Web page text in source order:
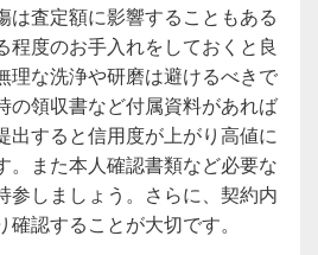
は査定額に影響することもある
程度のお手入れをしておくと良
理な洗浄や研磨は避けるべきで
の領収書など付属資料があれば
出すると信用度が上がり高値に
。また本人確認書類など必要な
参しましょう。さらに、契約内
認することが大切です。